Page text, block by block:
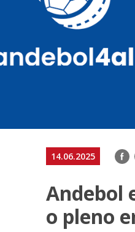
14.06.2025
Andebol
o pleno